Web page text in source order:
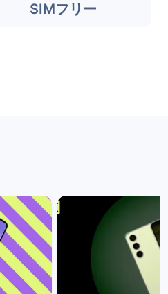
SIMフリー